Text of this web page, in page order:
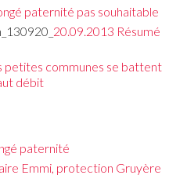
paternité pas souhaitable
20.09.2013 Résumé
petites communes se battent
débit
paternité
Emmi, protection Gruyère